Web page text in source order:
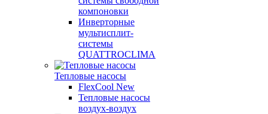
компоновки
Инверторные
мультисплит-
системы
QUATTROCLIMA
Тепловые насосы
FlexCool New
Тепловые насосы
воздух-воздух